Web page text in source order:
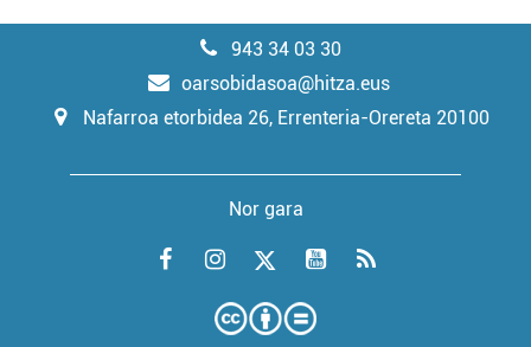
943 34 03 30
oarsobidasoa@hitza.eus
Nafarroa etorbidea 26, Errenteria-Orereta 20100
Nor gara